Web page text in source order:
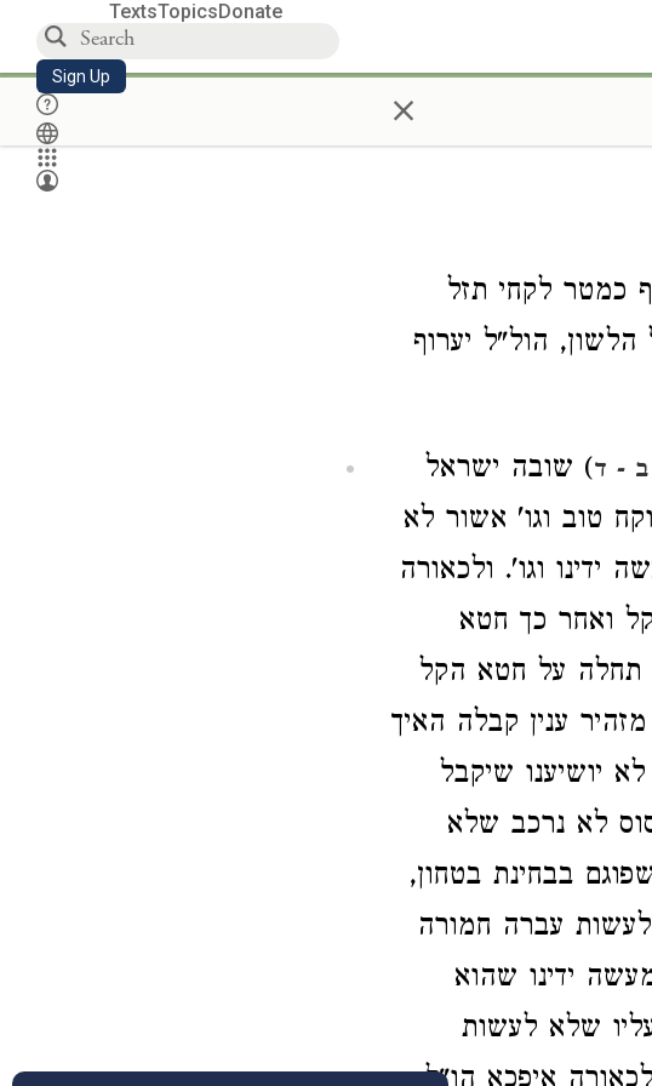
TextsTopicsDonate
Sign Up ×
כמטר לקחי תזל
הול"ל יערוף
- ד) שובה ישראל
טוב וגו' אשור לא
ידינו וגו'. ולכאורה
ואחר כך חטא
תחלה על חטא הקל
ענין קבלה האיך
יושיענו שיקבל
לא נרכב שלא
בבחינת בטחון,
עברה חמורה
ידינו שהוא
שלא לעשות